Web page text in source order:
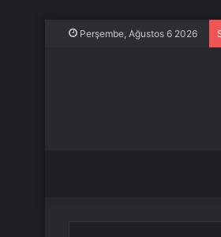
Perşembe, Ağustos 6 2026